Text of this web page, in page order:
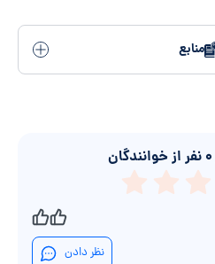
منابع
۰ نفر از خوانندگان
نظر دادن